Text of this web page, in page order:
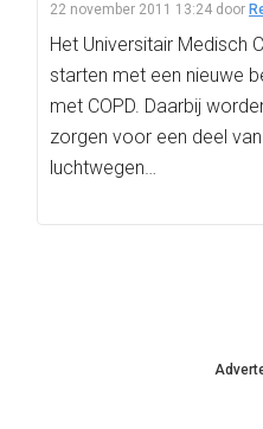
22 november 2011 13:24 door
Het Universitair Medisch
starten met een nieuwe
met COPD. Daarbij
zorgen voor een deel
luchtwegen…